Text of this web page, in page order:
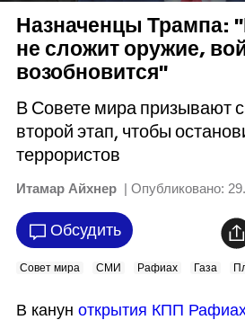
Назначенцы Трампа:
не сложит оружие,
возобновится"
В Совете мира призывают
второй этап, чтобы
террористов
Итамар Айхнер | Опубликовано:
Обсудить
Совет мира СМИ Рафиах Газа
В канун открытия КПП